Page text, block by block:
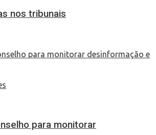
nos tribunais
para monitorar